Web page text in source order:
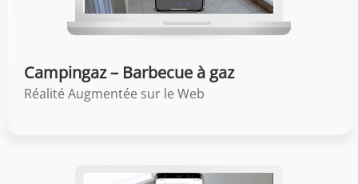
Campingaz – Barbecue à gaz
Réalité Augmentée sur le Web